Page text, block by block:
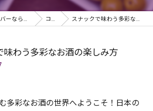
東京都西葛西のバーならPUB & BAR Lien コラム スナックで味わう多彩なお酒の楽しみ方
味わう多彩なお酒の楽しみ方
多彩なお酒の世界へようこそ！日本の